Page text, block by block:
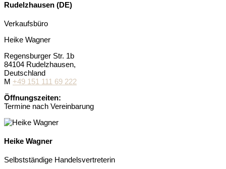
Rudelzhausen (DE)
Verkaufsbüro
Heike Wagner
Regensburger Str. 1b
84104 Rudelzhausen,
Deutschland
M +49 151 111 69 222
Öffnungszeiten:
Termine nach Vereinbarung
Heike Wagner
Selbstständige Handelsvertreterin